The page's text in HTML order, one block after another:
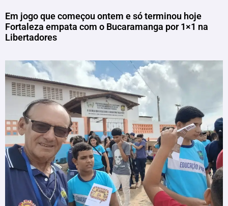
Em jogo que começou ontem e só terminou hoje
Fortaleza empata com o Bucaramanga por 1×1 na
Libertadores